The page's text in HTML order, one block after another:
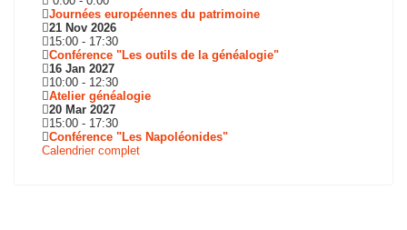
Journées européennes du patrimoine
21 Nov 2026
15:00 - 17:30
Conférence "Les outils de la généalogie"
16 Jan 2027
10:00 - 12:30
Atelier généalogie
20 Mar 2027
15:00 - 17:30
Conférence "Les Napoléonides"
Calendrier complet